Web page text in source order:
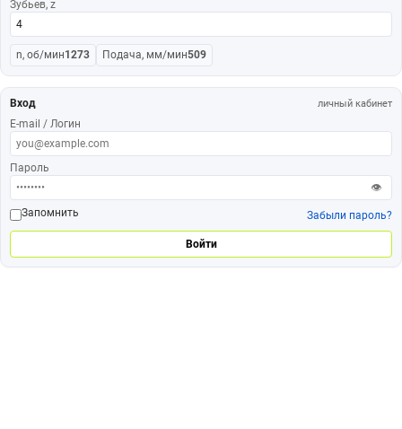
Зубьев, z
n, об/мин1273 Подача, мм/мин509
Вход личный кабинет
E-mail / Логин
Пароль
👁
Запомнить
Забыли пароль?
Войти